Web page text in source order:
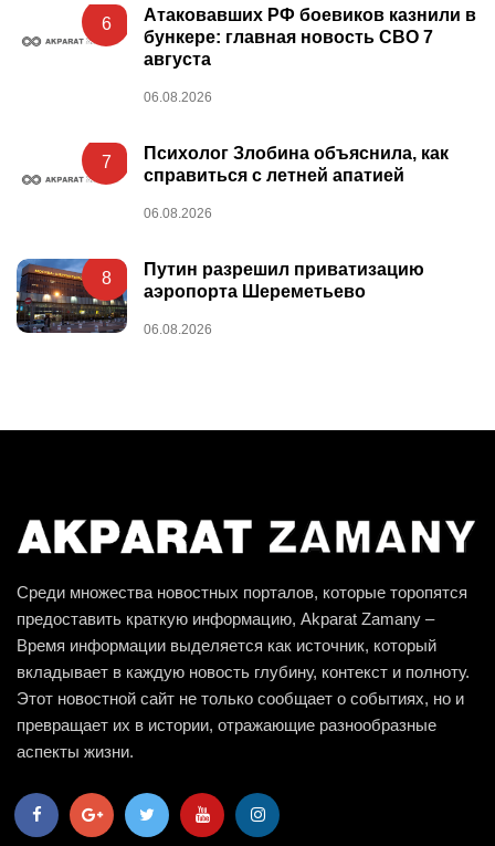
6
Атаковавших РФ боевиков казнили в
бункере: главная новость СВО 7
августа
06.08.2026
7
Психолог Злобина объяснила, как
справиться с летней апатией
06.08.2026
8
Путин разрешил приватизацию
аэропорта Шереметьево
06.08.2026
Среди множества новостных порталов, которые торопятся
предоставить краткую информацию, Akparat Zamany –
Время информации выделяется как источник, который
вкладывает в каждую новость глубину, контекст и полноту.
Этот новостной сайт не только сообщает о событиях, но и
превращает их в истории, отражающие разнообразные
аспекты жизни.